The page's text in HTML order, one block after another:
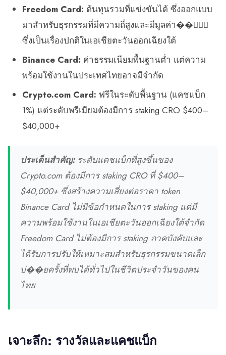
Freedom Card: ต้นทุนรวมที่แข่งขันได้ ซึ่งออกแบบ
มาสำหรับธุรกรรมที่มีความถี่สูงและมีมูลค่า��่ำ
ซึ่งเป็นเรื่องปกติในเอเชียตะวันออกเฉียงใต้
Binance Card: ค่าธรรมเนียมพื้นฐานต่ำ แต่ความ
พร้อมใช้งานในประเทศไทยอาจมีจำกัด
Crypto.com Card: ฟรีในระดับพื้นฐาน (แคชแบ็ก
1%) แต่ระดับพรีเมียมต้องมีการ staking CRO $400–
$40,000+
ประเด็นสำคัญ:ระดับแคชแบ็กที่สูงขึ้นของ
Crypto.com ต้องมีการ staking CRO ที่ $400–
$40,000+ ซึ่งสร้างความเสี่ยงต่อราคา token
Binance Card ไม่มีข้อกำหนดในการ staking แต่มี
ความพร้อมใช้งานในเอเชียตะวันออกเฉียงใต้จำกัด
Freedom Card ไม่ต้องมีการ staking ภาคบังคับและ
ได้รับการปรับให้เหมาะสมสำหรับธุรกรรมขนาดเล็ก
บ่��ยครั้งที่พบได้ทั่วไปในชีวิตประจำวันของคน
ไทย
เจาะลึก: รางวัลและแคชแบ็ก